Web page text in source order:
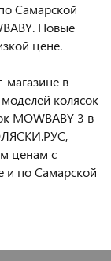
Самарской
Новые
цене.
магазине в
колясок
MOWBABY 3 в
ценам с
и по Самарской